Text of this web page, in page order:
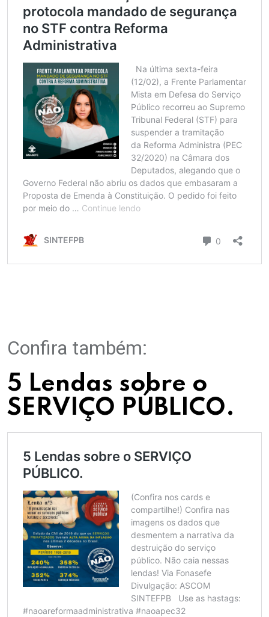
Confira também:
5 Lendas sobre o
SERVIÇO PÚBLICO.